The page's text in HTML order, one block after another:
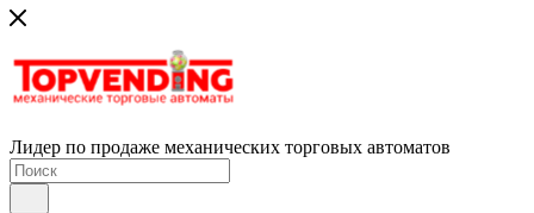
Лидер по продаже механических торговых автоматов